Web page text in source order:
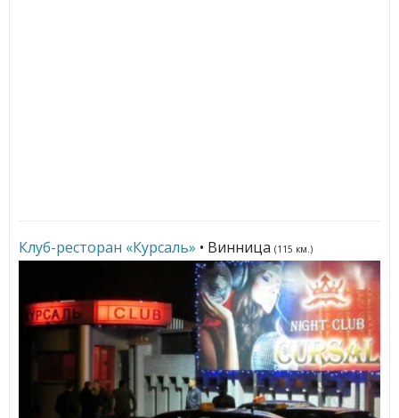
Клуб-ресторан «Курсаль» • Винница (115 км.)